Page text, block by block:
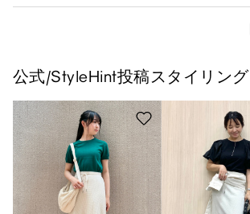
公式/StyleHint投稿スタイリング